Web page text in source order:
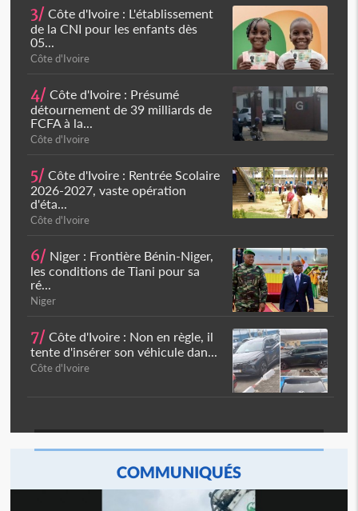
3/ Côte d'Ivoire : L'établissement
de la CNI pour les enfants dès
05...
Côte d'Ivoire
4/ Côte d'Ivoire : Présumé
détournement de 39 milliards de
FCFA à la...
Côte d'Ivoire
5/ Côte d'Ivoire : Rentrée Scolaire
2026-2027, vaste opération
d'éta...
Côte d'Ivoire
6/ Niger : Frontière Bénin-Niger,
les conditions de Tiani pour sa
ré...
Niger
7/ Côte d'Ivoire : Non en règle, il
tente d'insérer son véhicule dan...
Côte d'Ivoire
COMMUNIQUÉS